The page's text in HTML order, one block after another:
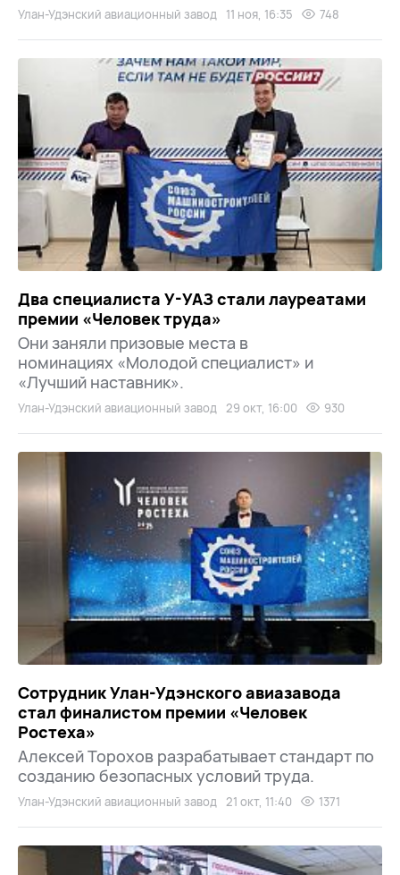
Улан-Удэнский авиационный завод 11 ноя, 16:35 748
Два специалиста У-УАЗ стали лауреатами
премии «Человек труда»
Они заняли призовые места в
номинациях «Молодой специалист» и
«Лучший наставник».
Улан-Удэнский авиационный завод 29 окт, 16:00 930
Сотрудник Улан-Удэнского авиазавода
стал финалистом премии «Человек
Ростеха»
Алексей Торохов разрабатывает стандарт по
созданию безопасных условий труда.
Улан-Удэнский авиационный завод 21 окт, 11:40 1371